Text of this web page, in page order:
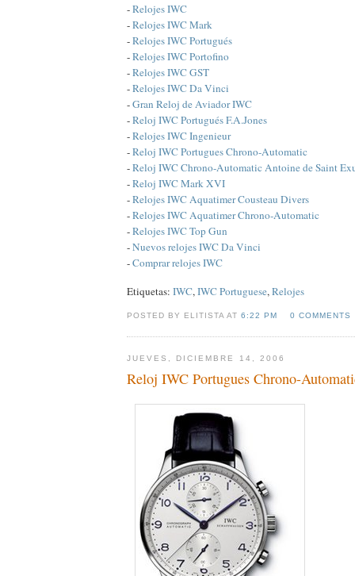
-Relojes IWC
-Relojes IWC Mark
-Relojes IWC Portugués
-Relojes IWC Portofino
-Relojes IWC GST
-Relojes IWC Da Vinci
-Gran Reloj de Aviador IWC
-Reloj IWC Portugués F.A.Jones
-Relojes IWC Ingenieur
-Reloj IWC Portugues Chrono-Automatic
-Reloj IWC Chrono-Automatic Antoine de Saint
-Reloj IWC Mark XVI
-Relojes IWC Aquatimer Cousteau Divers
-Relojes IWC Aquatimer Chrono-Automatic
-Relojes IWC Top Gun
-Nuevos relojes IWC Da Vinci
-Comprar relojes IWC
Etiquetas: IWC,IWC Portuguese,Relojes
POSTED BY ELITISTA AT6:22 PM 0 COMMENTS
JUEVES, DICIEMBRE 14, 2006
Reloj IWC Portugues Chrono-